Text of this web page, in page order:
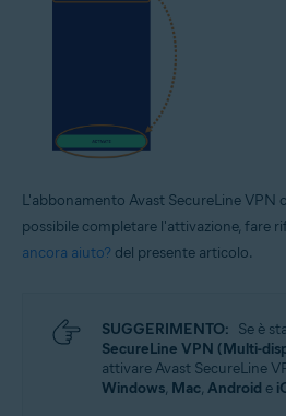
L'abbonamento Avast SecureLine VPN
possibile completare l'attivazione, fare
ancora aiuto? del presente articolo.
SUGGERIMENTO: Se è
SecureLine VPN (Multi-
attivare Avast SecureLine
Windows, Mac, Android e